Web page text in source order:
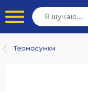
Термосумки